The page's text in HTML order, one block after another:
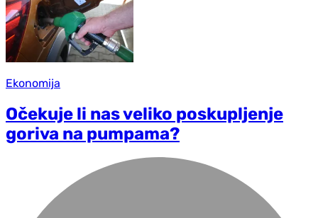
Ekonomija
Očekuje li nas veliko poskupljenje
goriva na pumpama?